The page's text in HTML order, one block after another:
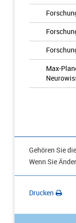
Max-
Gehören Sie
Wenn Sie
Drucken